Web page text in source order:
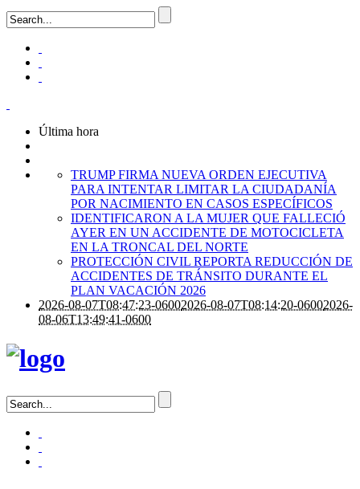
Última hora
TRUMP FIRMA NUEVA ORDEN EJECUTIVA
PARA INTENTAR LIMITAR LA CIUDADANÍA
POR NACIMIENTO EN CASOS ESPECÍFICOS
IDENTIFICARON A LA MUJER QUE FALLECIÓ
AYER EN UN ACCIDENTE DE MOTOCICLETA
EN LA TRONCAL DEL NORTE
PROTECCIÓN CIVIL REPORTA REDUCCIÓN DE
ACCIDENTES DE TRÁNSITO DURANTE EL
PLAN VACACIÓN 2026
2026-08-07T08:47:23-06002026-08-07T08:14:20-06002026-
08-06T13:49:41-0600